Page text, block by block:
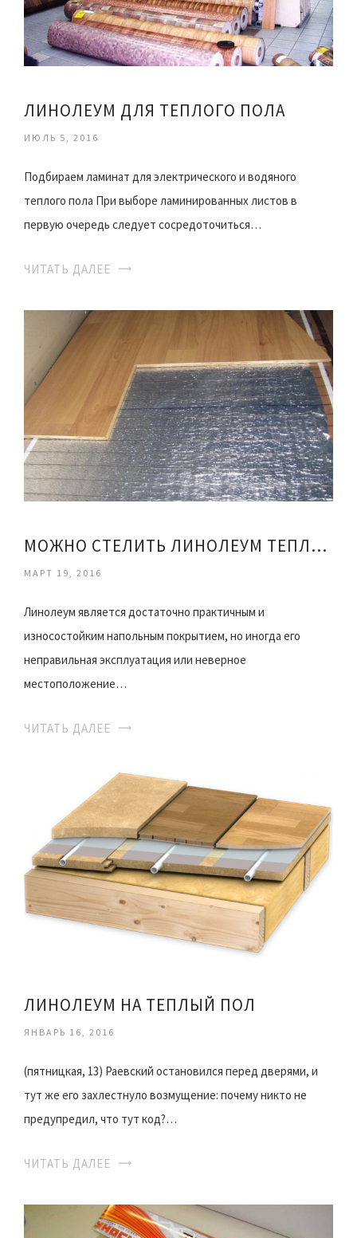
ЛИНОЛЕУМ ДЛЯ ТЕПЛОГО ПОЛА
ИЮЛЬ 5, 2016
Подбираем ламинат для электрического и водяного
теплого пола При выборе ламинированных листов в
первую очередь следует сосредоточиться…
ЧИТАТЬ ДАЛЕЕ
МОЖНО СТЕЛИТЬ ЛИНОЛЕУМ ТЕПЛЫЕ ПОЛЫ
МАРТ 19, 2016
Линолеум является достаточно практичным и
износостойким напольным покрытием, но иногда его
неправильная эксплуатация или неверное
местоположение…
ЧИТАТЬ ДАЛЕЕ
ЛИНОЛЕУМ НА ТЕПЛЫЙ ПОЛ
ЯНВАРЬ 16, 2016
(пятницкая, 13) Раевский остановился перед дверями, и
тут же его захлестнуло возмущение: почему никто не
предупредил, что тут код?…
ЧИТАТЬ ДАЛЕЕ